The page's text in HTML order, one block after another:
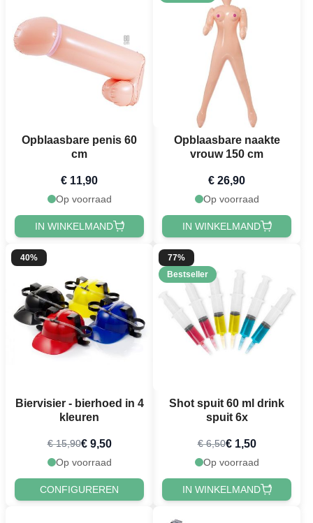
Opblaasbare penis 60
cm
€ 11,90
Op voorraad
IN WINKELMAND
Opblaasbare naakte
vrouw 150 cm
€ 26,90
Op voorraad
IN WINKELMAND
40%
Biervisier - bierhoed in 4
kleuren
€ 15,90€ 9,50
Op voorraad
CONFIGUREREN
77%
Bestseller
Shot spuit 60 ml drink
spuit 6x
€ 6,50€ 1,50
Op voorraad
IN WINKELMAND